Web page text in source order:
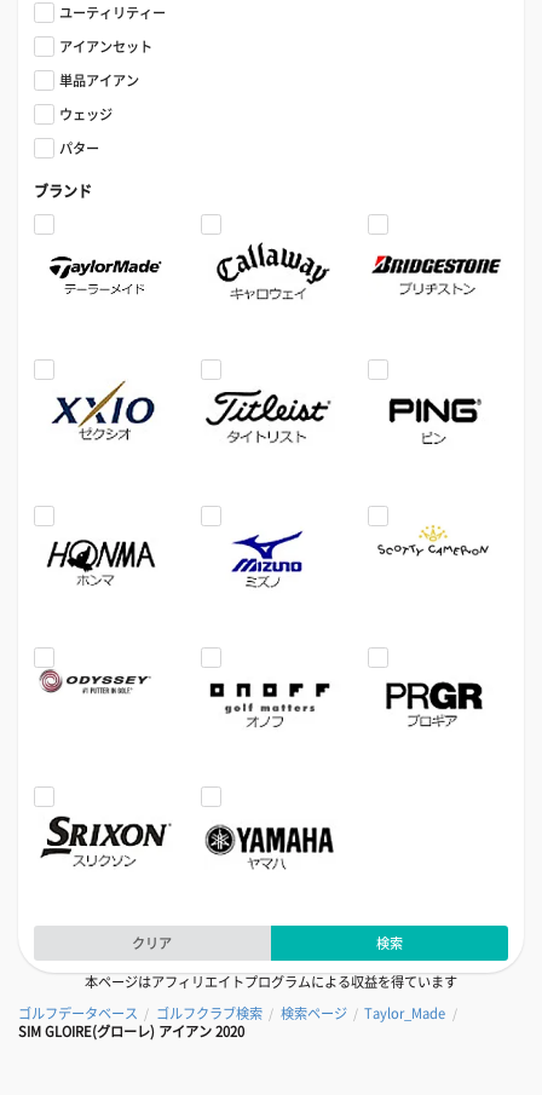
ユーティリティー
アイアンセット
単品アイアン
ウェッジ
パター
ブランド
クリア
検索
本ページはアフィリエイトプログラムによる収益を得ています
ゴルフデータベース / ゴルフクラブ検索 / 検索ページ / Taylor_Made /
SIM GLOIRE(グローレ) アイアン 2020